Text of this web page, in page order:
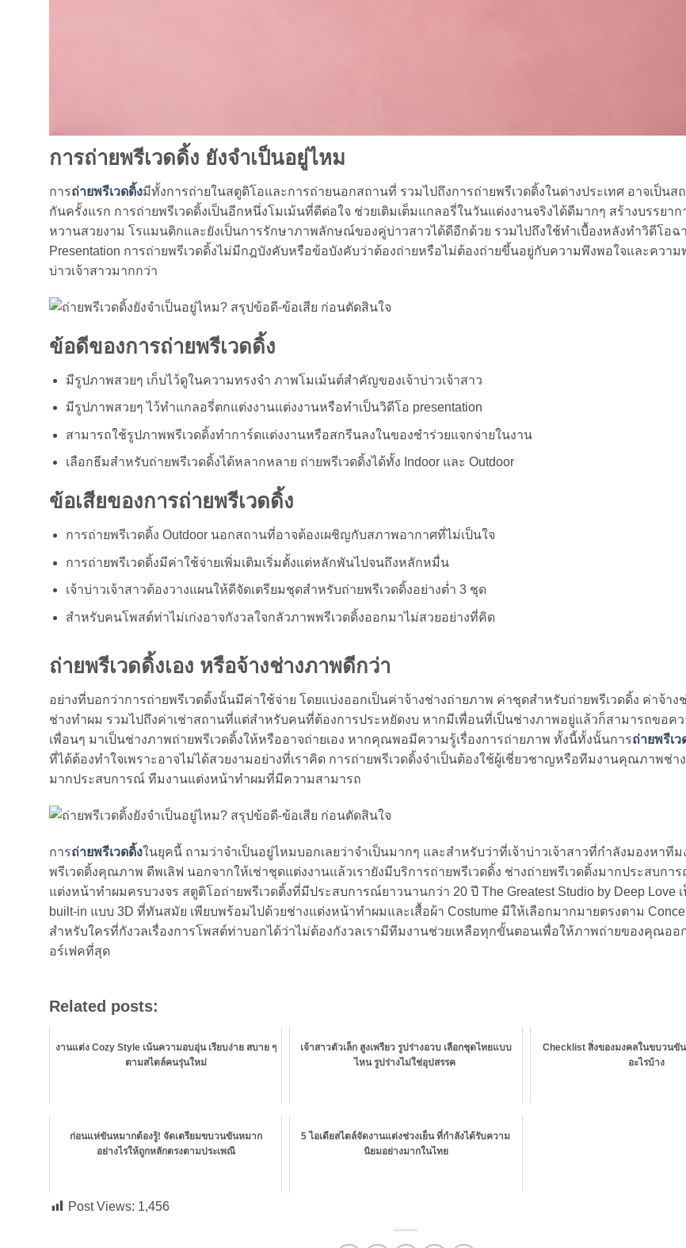
การถ่ายพรีเวดดิ้ง ยังจำเป็นอยู่ไหม
การถ่ายพรีเวดดิ้งมีทั้งการถ่ายในสตูดิโอและการถ่ายนอกสถานที่ รวมไปถึงการถ่ายพรีเวดดิ้งในต่างประเทศ อาจเป็น
กันครั้งแรก การถ่ายพรีเวดดิ้งเป็นอีกหนึ่งโมเม้นที่ดีต่อใจ ช่วยเติมเต็มแกลอรี่ในวันแต่งงานจริงได้ดีมากๆ สร้างบรรยา
หวานสวยงาม โรแมนติกและยังเป็นการรักษาภาพลักษณ์ของคู่บ่าวสาวได้ดีอีกด้วย รวมไปถึงใช้ทำเบื้องหลังทำวิดีโอฉ
Presentation การถ่ายพรีเวดดิ้งไม่มีกฎบังคับหรือข้อบังคับว่าต้องถ่ายหรือไม่ต้องถ่ายขึ้นอยู่กับความพึงพอใจและความ
บ่าวเจ้าสาวมากกว่า
ข้อดีของการถ่ายพรีเวดดิ้ง
มีรูปภาพสวยๆ เก็บไว้ดูในความทรงจำ ภาพโมเม้นต์สำคัญของเจ้าบ่าวเจ้าสาว
มีรูปภาพสวยๆ ไว้ทำแกลอรี่ตกแต่งงานแต่งงานหรือทำเป็นวิดีโอ presentation
สามารถใช้รูปภาพพรีเวดดิ้งทำการ์ดแต่งงานหรือสกรีนลงในของชำร่วยแจกจ่ายในงาน
เลือกธีมสำหรับถ่ายพรีเวดดิ้งได้หลากหลาย ถ่ายพรีเวดดิ้งได้ทั้ง Indoor และ Outdoor
ข้อเสียของการถ่ายพรีเวดดิ้ง
การถ่ายพรีเวดดิ้ง Outdoor นอกสถานที่อาจต้องเผชิญกับสภาพอากาศที่ไม่เป็นใจ
การถ่ายพรีเวดดิ้งมีค่าใช้จ่ายเพิ่มเติมเริ่มตั้งแต่หลักพันไปจนถึงหลักหมื่น
เจ้าบ่าวเจ้าสาวต้องวางแผนให้ดีจัดเตรียมชุดสำหรับถ่ายพรีเวดดิ้งอย่างต่ำ 3 ชุด
สำหรับคนโพสต์ท่าไม่เก่งอาจกังวลใจกลัวภาพพรีเวดดิ้งออกมาไม่สวยอย่างที่คิด
ถ่ายพรีเวดดิ้งเอง หรือจ้างช่างภาพดีกว่า
อย่างที่บอกว่าการถ่ายพรีเวดดิ้งนั้นมีค่าใช้จ่าย โดยแบ่งออกเป็นค่าจ้างช่างถ่ายภาพ ค่าชุดสำหรับถ่ายพรีเวดดิ้ง ค่าจ้าง
ช่างทำผม รวมไปถึงค่าเช่าสถานที่แต่สำหรับคนที่ต้องการประหยัดงบ หากมีเพื่อนที่เป็นช่างภาพอยู่แล้วก็สามารถขอค
เพื่อนๆ มาเป็นช่างภาพถ่ายพรีเวดดิ้งให้หรืออาจถ่ายเอง หากคุณพอมีความรู้เรื่องการถ่ายภาพ ทั้งนี้ทั้งนั้นการถ่ายพรีเว
ที่ได้ต้องทำใจเพราะอาจไม่ได้สวยงามอย่างที่เราคิด การถ่ายพรีเวดดิ้งจำเป็นต้องใช้ผู้เชี่ยวชาญหรือทีมงานคุณภาพช่า
มากประสบการณ์ ทีมงานแต่งหน้าทำผมที่มีความสามารถ
การถ่ายพรีเวดดิ้งในยุคนี้ ถามว่าจำเป็นอยู่ไหมบอกเลยว่าจำเป็นมากๆ และสำหรับว่าที่เจ้าบ่าวเจ้าสาวที่กำลังมองหาทีม
พรีเวดดิ้งคุณภาพ ดีพเลิฟ นอกจากให้เช่าชุดแต่งงานแล้วเรายังมีบริการถ่ายพรีเวดดิ้ง ช่างถ่ายพรีเวดดิ้งมากประสบกา
แต่งหน้าทำผมครบวงจร สตูดิโอถ่ายพรีเวดดิ้งที่มีประสบการณ์ยาวนานกว่า 20 ปี The Greatest Studio by Deep Love
built-in แบบ 3D ที่ทันสมัย เพียบพร้อมไปด้วยช่างแต่งหน้าทำผมและเสื้อผ้า Costume มีให้เลือกมากมายตรงตาม
สำหรับใครที่กังวลเรื่องการโพสต์ท่าบอกได้ว่าไม่ต้องกังวลเรามีทีมงานช่วยเหลือทุกขั้นตอนเพื่อให้ภาพถ่ายของคุณออ
อร์เฟคที่สุด
Related posts:
งานแต่ง Cozy Style เน้นความอบอุ่น เรียบง่าย สบาย ๆ
ตามสไตล์คนรุ่นใหม่
เจ้าสาวตัวเล็ก สูงเพรียว รูปร่างอวบ เลือกชุดไทยแบบ
ไหน รูปร่างไม่ใช่อุปสรรค
Checklist สิ่งของมงคลในขบวนขั
อะไรบ้าง
ก่อนแห่ขันหมากต้องรู้! จัดเตรียมขบวนขันหมาก
อย่างไรให้ถูกหลักตรงตามประเพณี
5 ไอเดียสไตล์จัดงานแต่งช่วงเย็น ที่กำลังได้รับความ
นิยมอย่างมากในไทย
Post Views: 1,456